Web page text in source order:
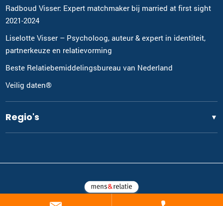
Radboud Visser: Expert matchmaker bij married at first sight
2021-2024
Liselotte Visser – Psycholoog, auteur & expert in identiteit,
partnerkeuze en relatievorming
Beste Relatiebemiddelingsbureau van Nederland
Veilig daten®
Regio's ▼